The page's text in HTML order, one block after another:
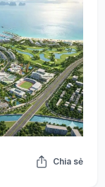
Chia sẻ